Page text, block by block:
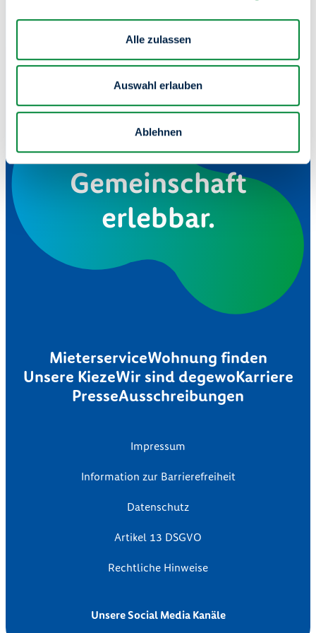
Alle zulassen
Auswahl erlauben
Ablehnen
Wir machen
Gemeinschaft
erlebbar.
MieterserviceWohnung finden
Unsere KiezeWir sind degewoKarriere
PresseAusschreibungen
Impressum
Information zur Barrierefreiheit
Datenschutz
Artikel 13 DSGVO
Rechtliche Hinweise
Unsere Social Media Kanäle